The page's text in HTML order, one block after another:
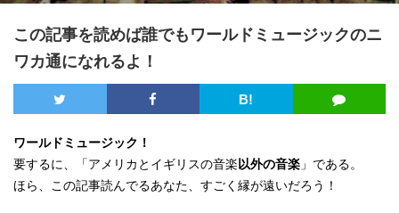
この記事を読めば誰でもワールドミュージックのニ
ワカ通になれるよ！
B!
ワールドミュージック！
要するに、「アメリカとイギリスの音楽 以外の音楽 」である。
ほら、この記事読んでるあなた、すごく縁が遠いだろう！